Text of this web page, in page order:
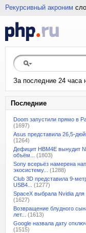
Рекурсивный акроним
За последние 24 часа
Последние
Doom запустили прямо в
(1697)
Asus представила 26,5-
(1264)
Дефицит HBM4E вынудит
объём...
(1803)
Sony всерьёз намерена
экосистему...
(1288)
Club 3D представила 9-
USB4...
(1277)
SpaceX выбрала Nvidia
(1627)
Возвращение блудного
лет...
(1613)
Google назвала дату
(1515)